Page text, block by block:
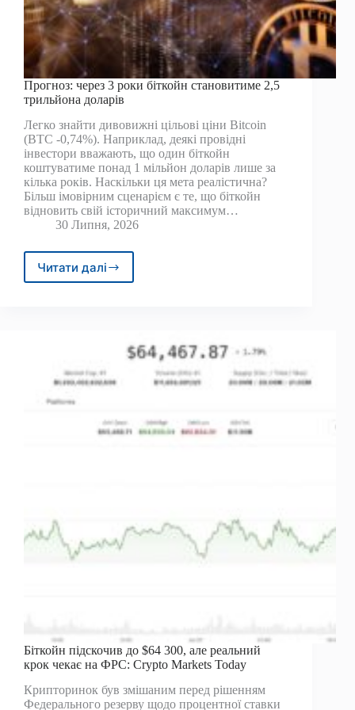
Прогноз: через 3 роки біткойн становитиме 2,5
трильйона доларів
Легко знайти дивовижні цільові ціни Bitcoin
(BTC -0,74%). Наприклад, деякі провідні
інвестори вважають, що один біткойн
коштуватиме понад 1 мільйон доларів лише за
кілька років. Наскільки ця мета реалістична?
Більш імовірним сценарієм є те, що біткойн
відновить свій історичний максимум…
30 Липня, 2026
Читати далі
Прогноз:
становитиме
трильйона
Біткойн підскочив до $64 300, але реальний
крок чекає на ФРС: Crypto Markets Today
Крипторинок був змішаним перед рішенням
Федерального резерву щодо процентної ставки